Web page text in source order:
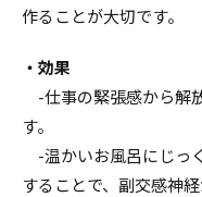
作ることが大切です。
・効果
-仕事の緊張感から解
す。
-温かいお風呂にじっ
することで、副交感神